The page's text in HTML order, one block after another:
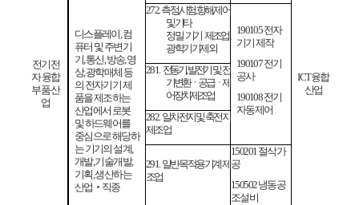
전기전
자 융합
부품 산
업
디스플레이,컴
퓨터 및 주변기
기,통신,방송,영
상,광학매체 등
의 전자기기 제
품을 제조하는
산업에서 로봇
및 하드웨어를
중심으로 해당하
는 기기의 설계,
개발,기술개발,
기획,생산하는
산업 ‧ 직종
ICT융합
산업
272.측정,시험,항해,제어
및 기타
정밀 기기 제조업;
광학 기기 제외
190105전자
기기 제작
190107전기
공사
190108전기
자동제어
281. 전동기,발전기 및 전
기변환ㆍ공급ㆍ제
어 장치 제조업
282.일차전지 및 축전지
제조업
291.일반 목적용 기계 제
조업
150201절삭가
공
150502냉동공
조설비